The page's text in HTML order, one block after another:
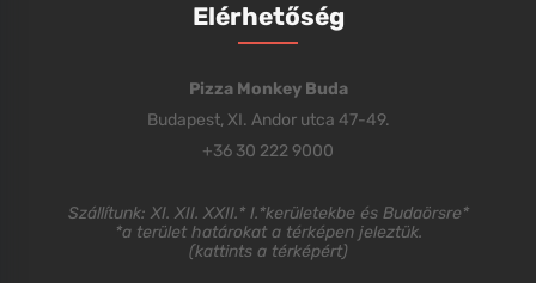
Elérhetőség
Pizza Monkey Buda
Budapest, XI. Andor utca 47-49.
+36 30 222 9000
Szállítunk: XI. XII. XXII.* I.*kerületekbe és Budaörsre*
*a terület határokat a térképen jeleztük.
(kattints a térképért)